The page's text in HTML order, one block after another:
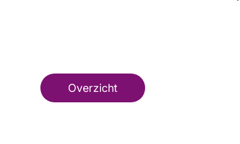
Overzicht